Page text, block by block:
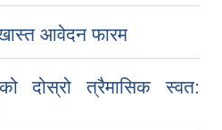
आवेदन फारम
दोस्रो त्रैमासिक स्वत: